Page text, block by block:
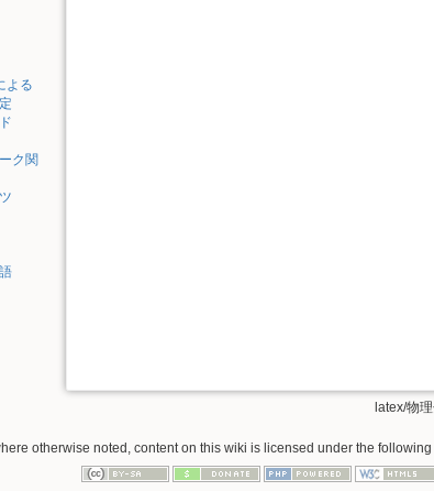
よる
ク関
latex/物
otherwise noted, content on this wiki is licensed under the